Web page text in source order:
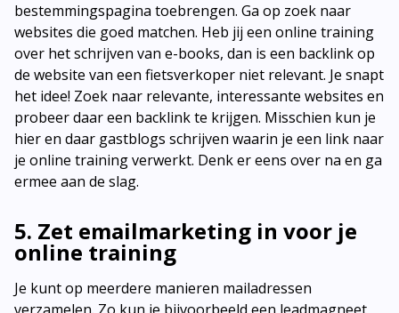
bestemmingspagina toebrengen. Ga op zoek naar
websites die goed matchen. Heb jij een online training
over het schrijven van e-books, dan is een backlink op
de website van een fietsverkoper niet relevant. Je snapt
het idee! Zoek naar relevante, interessante websites en
probeer daar een backlink te krijgen. Misschien kun je
hier en daar gastblogs schrijven waarin je een link naar
je online training verwerkt. Denk er eens over na en ga
ermee aan de slag.
5. Zet emailmarketing in voor je
online training
Je kunt op meerdere manieren mailadressen